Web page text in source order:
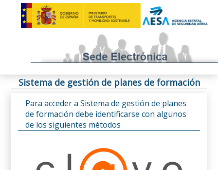
Sistema de gestión de planes de formación
Para acceder a Sistema de gestión de planes
de formación debe identificarse con algunos
de los siguientes métodos